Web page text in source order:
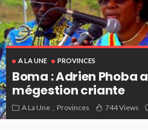
A LA UNE PROVINCES
Boma : Adrien Phoba
mégestion criante
A La Une Provinces 744 Views